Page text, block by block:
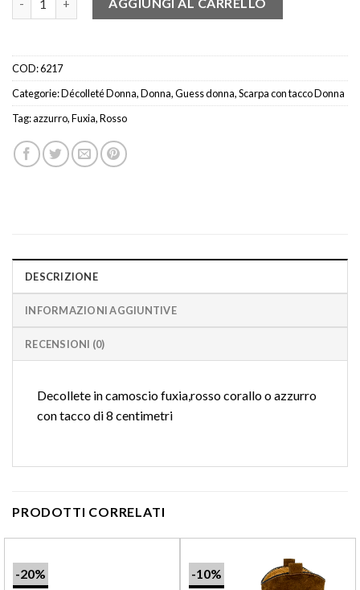
COD:6217
Categorie:Décolleté Donna,Donna,Guess donna,Scarpa con tacco Donna
Tag:azzurro,Fuxia,Rosso
DESCRIZIONE
INFORMAZIONI AGGIUNTIVE
RECENSIONI (0)
Decollete in camoscio fuxia,rosso corallo o azzurro
con tacco di 8 centimetri
PRODOTTI CORRELATI
-20% -10%